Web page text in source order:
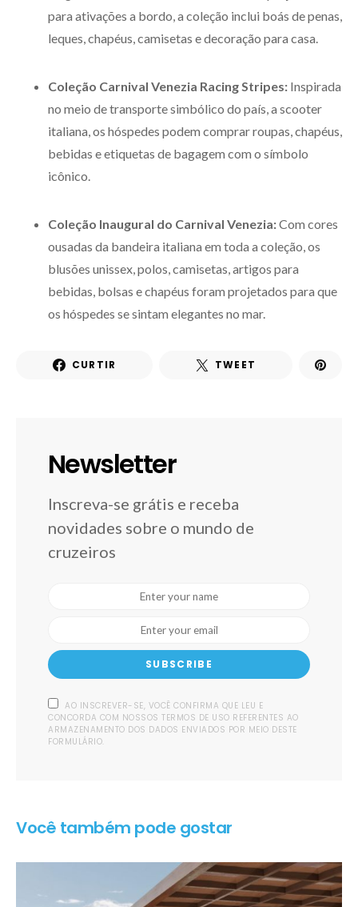
para ativações a bordo, a coleção inclui boás de penas,
leques, chapéus, camisetas e decoração para casa.
Coleção Carnival Venezia Racing Stripes: Inspirada
no meio de transporte simbólico do país, a scooter
italiana, os hóspedes podem comprar roupas, chapéus,
bebidas e etiquetas de bagagem com o símbolo
icônico.
Coleção Inaugural do Carnival Venezia:Com cores
ousadas da bandeira italiana em toda a coleção, os
blusões unissex, polos, camisetas, artigos para
bebidas, bolsas e chapéus foram projetados para que
os hóspedes se sintam elegantes no mar.
CURTIR TWEET
Newsletter
Inscreva-se grátis e receba
novidades sobre o mundo de
cruzeiros
SUBSCRIBE
AO INSCREVER-SE, VOCÊ CONFIRMA QUE LEU E
CONCORDA COM NOSSOS TERMOS DE USO REFERENTES AO
ARMAZENAMENTO DOS DADOS ENVIADOS POR MEIO DESTE
FORMULÁRIO.
Você também pode gostar